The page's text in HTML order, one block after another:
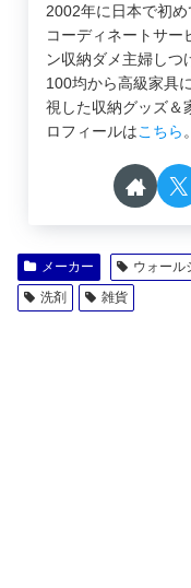
2002年に日本で初
コーディネートサー
ン収納ダメ主婦しつ
100均から高級家具
視した収納グッズ＆
ロフィールはこちら 。
メーカー ウォール
洗剤
雑貨